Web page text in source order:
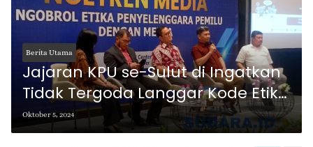
Berita Utama
Jajaran KPU se-Sulut di Ingatkan
Tidak Tergoda Langgar Kode Etik
di Pilkada
Oktober 5, 2024